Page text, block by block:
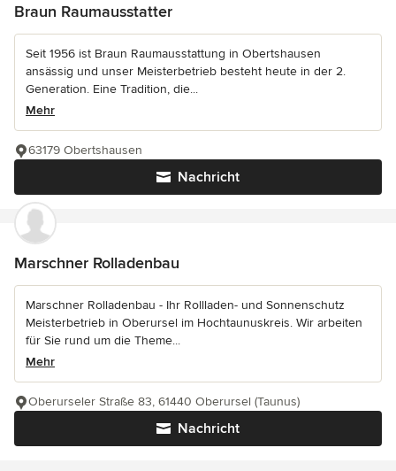
Braun Raumausstatter
Seit 1956 ist Braun Raumausstattung in Obertshausen
ansässig und unser Meisterbetrieb besteht heute in der 2.
Generation. Eine Tradition, die...
Mehr
Nachricht
63179 Obertshausen
Marschner Rolladenbau
Marschner Rolladenbau - Ihr Rollladen- und Sonnenschutz
Meisterbetrieb in Oberursel im Hochtaunuskreis. Wir arbeiten
für Sie rund um die Theme...
Mehr
Nachricht
Oberurseler Straße 83, 61440 Oberursel (Taunus)